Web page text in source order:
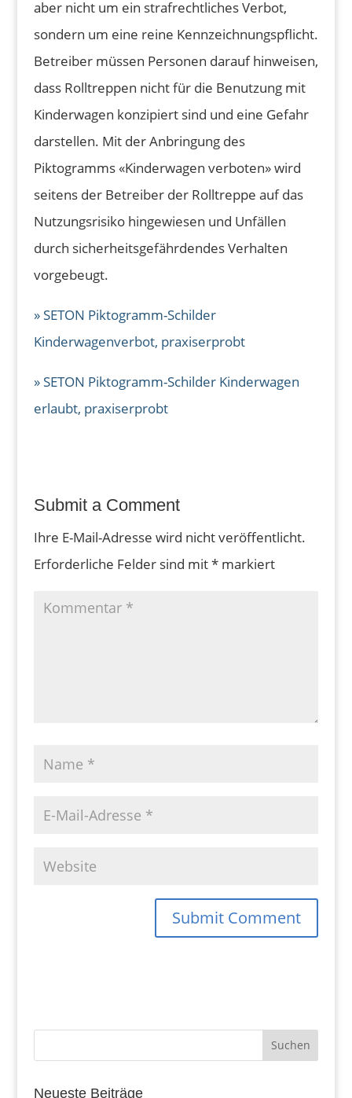
aber nicht um ein strafrechtliches Verbot,
sondern um eine reine Kennzeichnungspflicht.
Betreiber müssen Personen darauf hinweisen,
dass Rolltreppen nicht für die Benutzung mit
Kinderwagen konzipiert sind und eine Gefahr
darstellen. Mit der Anbringung des
Piktogramms «Kinderwagen verboten» wird
seitens der Betreiber der Rolltreppe auf das
Nutzungsrisiko hingewiesen und Unfällen
durch sicherheitsgefährdendes Verhalten
vorgebeugt.
» SETON Piktogramm-Schilder
Kinderwagenverbot, praxiserprobt
» SETON Piktogramm-Schilder Kinderwagen
erlaubt, praxiserprobt
Submit a Comment
Ihre E-Mail-Adresse wird nicht veröffentlicht.
Erforderliche Felder sind mit*markiert
Neueste Beiträge